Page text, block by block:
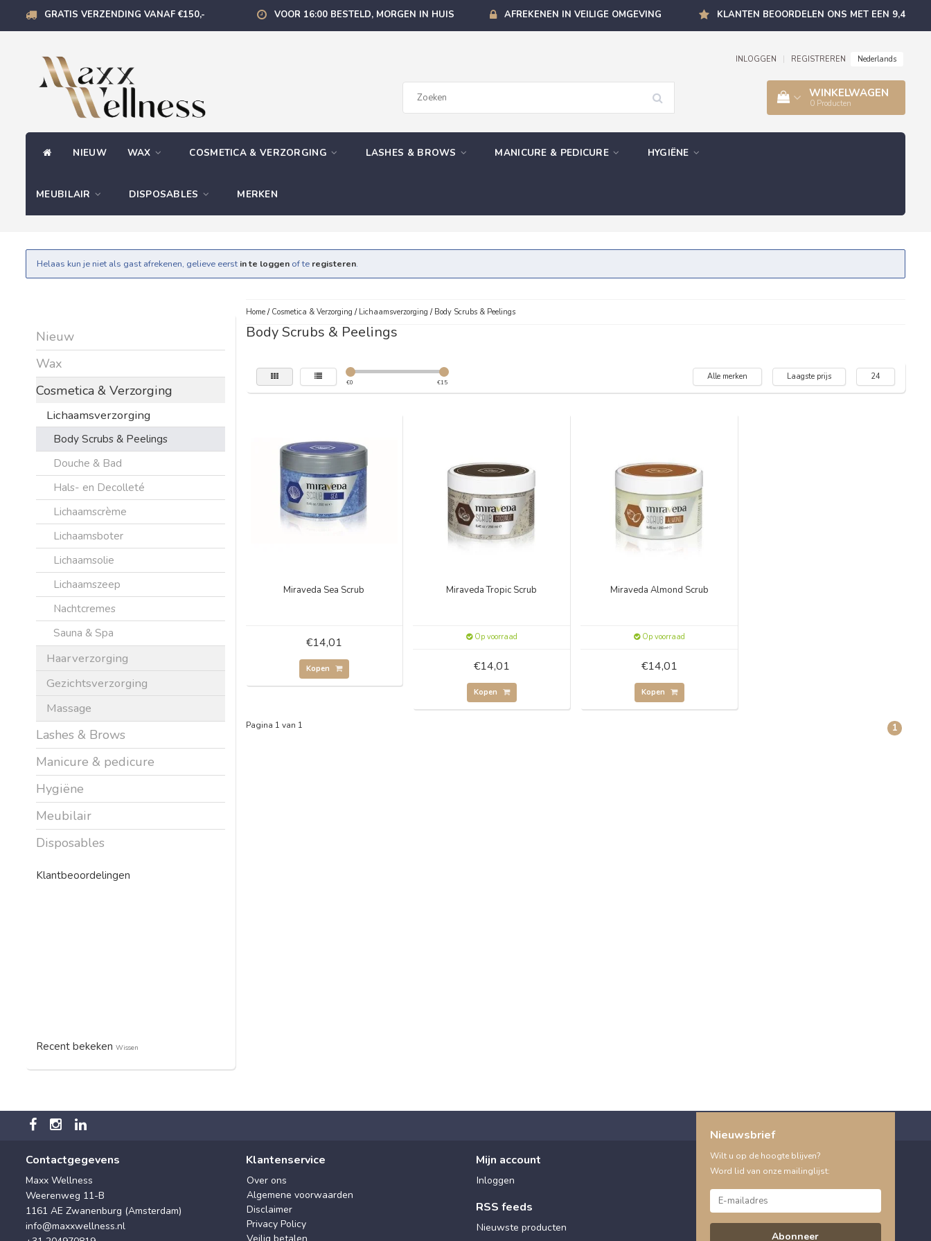
GRATIS VERZENDING VANAF €150,- VOOR 16:00 BESTELD, MORGEN IN HUIS AFREKENEN IN VEILIGE OMGEVING KLANTEN BEOORDELEN ONS MET EEN 9,4
INLOGGEN REGISTREREN Nederlands
WINKELWAGEN
0 Producten
NIEUW WAX COSMETICA & VERZORGING LASHES & BROWS MANICURE & PEDICURE HYGIËNE
MEUBILAIR DISPOSABLES MERKEN
Helaas kun je niet als gast afrekenen, gelieve eerst in te loggen of te registeren.
Nieuw
Wax
Cosmetica & Verzorging
Lichaamsverzorging
Body Scrubs & Peelings
Douche & Bad
Hals- en Decolleté
Lichaamscrème
Lichaamsboter
Lichaamsolie
Lichaamszeep
Nachtcremes
Sauna & Spa
Haarverzorging
Gezichtsverzorging
Massage
Lashes & Brows
Manicure & pedicure
Hygiëne
Meubilair
Disposables
Klantbeoordelingen
Recent bekeken Wissen
Home/ Cosmetica & Verzorging / Lichaamsverzorging / Body Scrubs & Peelings
Body Scrubs & Peelings
€0 €15
Alle merken Laagste prijs 24
Miraveda Sea Scrub
€14,01
Kopen
Miraveda Tropic Scrub
Op voorraad
€14,01
Kopen
Miraveda Almond Scrub
Op voorraad
€14,01
Kopen
Pagina 1 van 1 1
Contactgegevens
Maxx Wellness
Weerenweg 11-B
1161 AE Zwanenburg (Amsterdam)
info@maxxwellness.nl
Klantenservice
Over ons
Algemene voorwaarden
Disclaimer
Privacy Policy
Veilig betalen
Mijn account
Inloggen
RSS feeds
Nieuwste producten
Nieuwsbrief
Wilt u op de hoogte blijven?
Word lid van onze mailinglijst:
Abonneer